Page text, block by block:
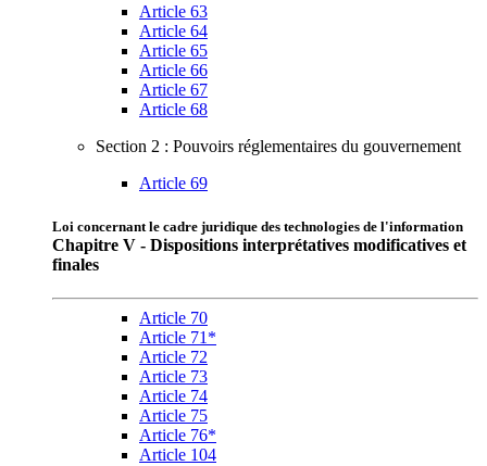
Article 63
Article 64
Article 65
Article 66
Article 67
Article 68
Section 2 : Pouvoirs réglementaires du gouvernement
Article 69
Loi concernant le cadre juridique des technologies de l'information
Chapitre V - Dispositions interprétatives modificatives et
finales
Article 70
Article 71*
Article 72
Article 73
Article 74
Article 75
Article 76*
Article 104